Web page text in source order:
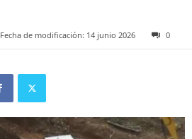
Fecha de modificación: 14 junio 2026 0